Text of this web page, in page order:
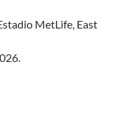
MetLife, East